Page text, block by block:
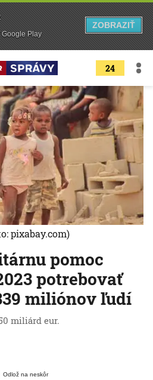
24
pomoc
potrebovať
miliónov ľudí
miliárd eur.
Odlož na neskôr
pixabay.com)
Google Play
ZOBRAZIŤ